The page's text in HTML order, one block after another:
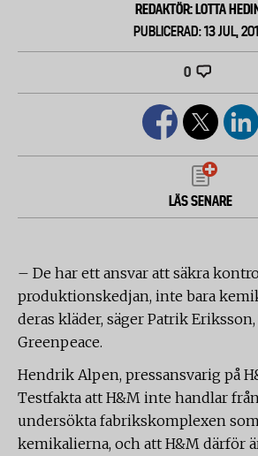
REDAKTÖR: LOTTA
PUBLICERAD: 13 JUL,
0
LÄS SENARE
– De har ett ansvar att säkra
produktionskedjan, inte bara
deras kläder, säger Patrik
Greenpeace.
Hendrik Alpen, pressansvarig på
Testfakta att H&M inte handlar
undersökta fabrikskomplexen
kemikalierna, och att H&M därför